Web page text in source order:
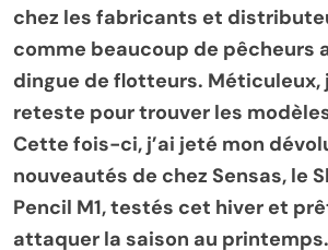
chez les fabricants et
comme beaucoup de pêcheurs
dingue de flotteurs. Méticuleux,
reteste pour trouver les
Cette fois-ci, j’ai jeté mon
nouveautés de chez Sensas, le
Pencil M1, testés cet hiver et
attaquer la saison au printemps.